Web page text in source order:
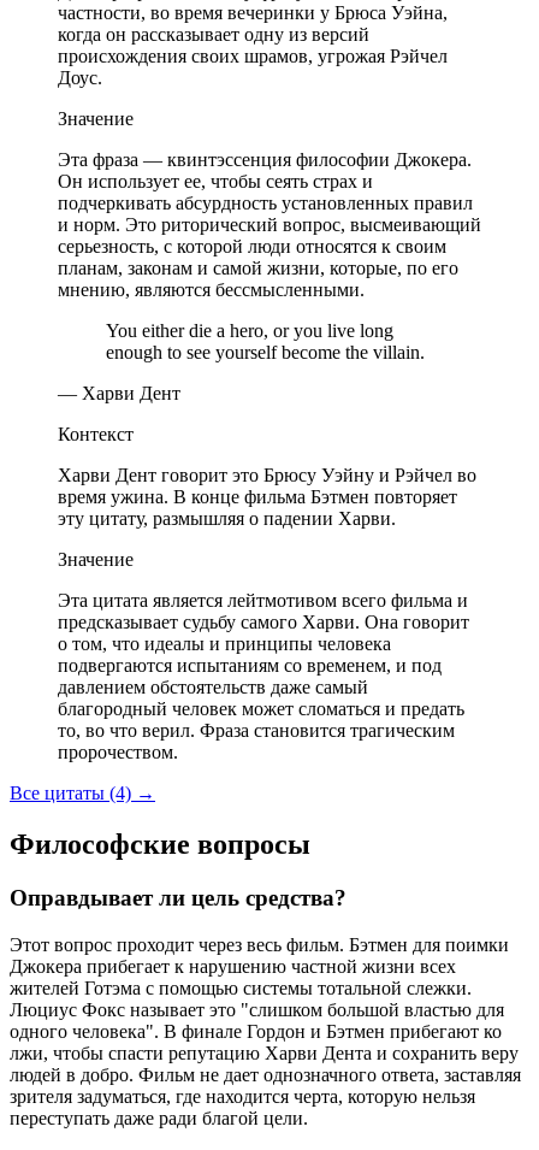
частности, во время вечеринки у Брюса Уэйна,
когда он рассказывает одну из версий
происхождения своих шрамов, угрожая Рэйчел
Доус.
Значение
Эта фраза — квинтэссенция философии Джокера.
Он использует ее, чтобы сеять страх и
подчеркивать абсурдность установленных правил
и норм. Это риторический вопрос, высмеивающий
серьезность, с которой люди относятся к своим
планам, законам и самой жизни, которые, по его
мнению, являются бессмысленными.
You either die a hero, or you live long
enough to see yourself become the villain.
— Харви Дент
Контекст
Харви Дент говорит это Брюсу Уэйну и Рэйчел во
время ужина. В конце фильма Бэтмен повторяет
эту цитату, размышляя о падении Харви.
Значение
Эта цитата является лейтмотивом всего фильма и
предсказывает судьбу самого Харви. Она говорит
о том, что идеалы и принципы человека
подвергаются испытаниям со временем, и под
давлением обстоятельств даже самый
благородный человек может сломаться и предать
то, во что верил. Фраза становится трагическим
пророчеством.
Все цитаты (4) →
Философские вопросы
Оправдывает ли цель средства?
Этот вопрос проходит через весь фильм. Бэтмен для поимки
Джокера прибегает к нарушению частной жизни всех
жителей Готэма с помощью системы тотальной слежки.
Люциус Фокс называет это "слишком большой властью для
одного человека". В финале Гордон и Бэтмен прибегают ко
лжи, чтобы спасти репутацию Харви Дента и сохранить веру
людей в добро. Фильм не дает однозначного ответа, заставляя
зрителя задуматься, где находится черта, которую нельзя
переступать даже ради благой цели.